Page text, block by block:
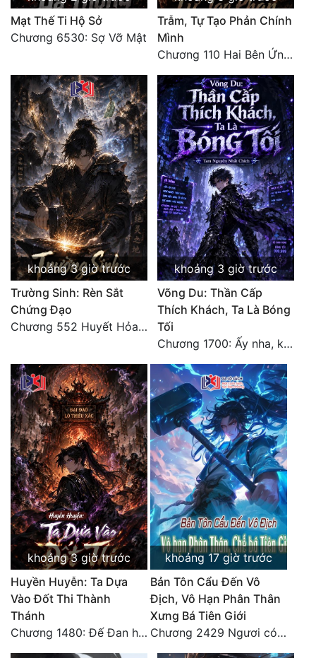
Đô Thị
Đông Phương
Đồng Nhân
Cẩu Đạo Trường Sinh
Ngự Thú
Truyện Nam
Truyện Nữ
Vô Địch Lưu
Xây Dựng Thế Lực
Đam Mỹ
Đẹp Hiệp
Tính Cách Nhân Vật :
Cơ Trí
Sát Phạt Quyết Đoán
Vô Sỉ
Điềm Đạm
Mạt Thế Ti Hộ Sở
Chương 6530: Sợ Vỡ Mật
Trẫm, Tự Tạo Phản Chính
Mình
Chương 110 Hai Bên Ứng Phó
khoảng 3 giờ trước
Trường Sinh: Rèn Sắt
Chứng Đạo
Chương 552 Huyết Hỏa Độn Hư, nhân quả chưa dứt
khoảng 3 giờ trước
Võng Du: Thần Cấp
Thích Khách, Ta Là Bóng
Tối
Chương 1700: Ấy nha, không có chuyện gì!
khoảng 3 giờ trước
Huyền Huyễn: Ta Dựa
Vào Đốt Thi Thành
Thánh
Chương 1480: Đế Đan hiện
khoảng 17 giờ trước
Bản Tôn Cẩu Đến Vô
Địch, Vô Hạn Phân Thân
Xưng Bá Tiên Giới
Chương 2429 Ngươi có tuệ nhãn? Ta có...